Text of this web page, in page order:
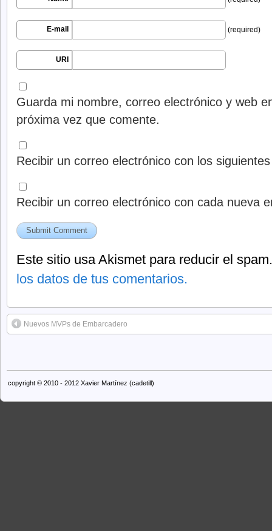
E-mail (required)
URI
Guarda mi nombre, correo electrónico y web
próxima vez que comente.
Recibir un correo electrónico con los
Recibir un correo electrónico con cada nueva
Este sitio usa Akismet para reducir el
los datos de tus comentarios.
Nuevos MVPs de Embarcadero
copyright © 2010 - 2012 Xavier Martínez (cadetill)